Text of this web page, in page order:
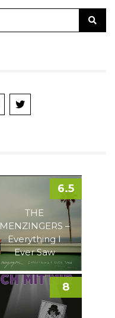
THE
MENZINGERS –
Everything I
Ever Saw
6.5
8